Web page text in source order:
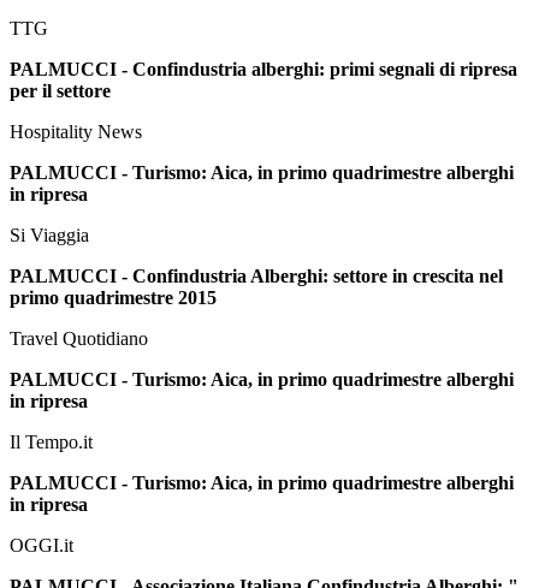
TTG
PALMUCCI - Confindustria alberghi: primi segnali di ripresa
per il settore
Hospitality News
PALMUCCI - Turismo: Aica, in primo quadrimestre alberghi
in ripresa
Si Viaggia
PALMUCCI - Confindustria Alberghi: settore in crescita nel
primo quadrimestre 2015
Travel Quotidiano
PALMUCCI - Turismo: Aica, in primo quadrimestre alberghi
in ripresa
Il Tempo.it
PALMUCCI - Turismo: Aica, in primo quadrimestre alberghi
in ripresa
OGGI.it